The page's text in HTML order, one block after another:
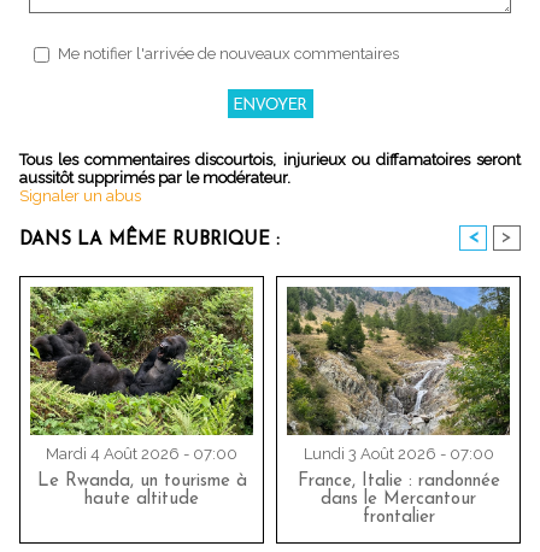
Me notifier l'arrivée de nouveaux commentaires
Tous les commentaires discourtois, injurieux ou diffamatoires seront
aussitôt supprimés par le modérateur.
Signaler un abus
DANS LA MÊME RUBRIQUE : < >
Mardi 4 Août 2026 - 07:00
Le Rwanda, un tourisme à
haute altitude
Lundi 3 Août 2026 - 07:00
France, Italie : randonnée
dans le Mercantour
frontalier